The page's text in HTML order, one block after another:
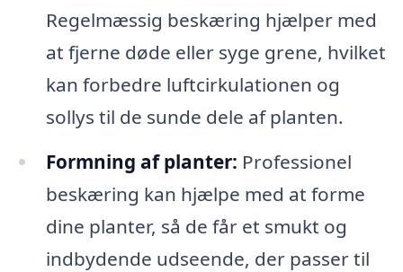
Regelmæssig beskæring hjælper med
at fjerne døde eller syge grene, hvilket
kan forbedre luftcirkulationen og
sollys til de sunde dele af planten.
Formning af planter: Professionel
beskæring kan hjælpe med at forme
dine planter, så de får et smukt og
indbydende udseende, der passer til